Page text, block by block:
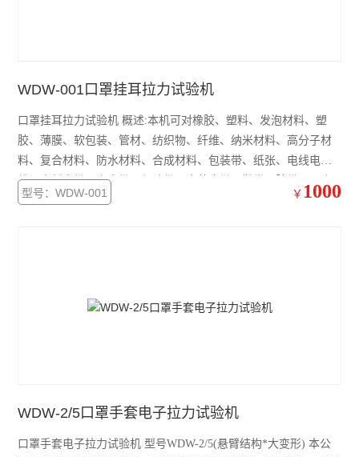
WDW-001口罩挂耳拉力试验机
口罩挂耳拉力试验机 概述:本机可对橡胶、塑料、发泡材料、塑
胶、薄膜、软包装、管材、纺织物、纤维、纳米材料、高分子材
料、复合材料、防水材料、合成材料、包装带、纸张、电线电
缆、光纤光缆、安全带、保险带、皮革皮带、鞋类、胶带、聚合
物、弹簧钢、不锈钢、铸件、铜管、有色金属、汽车零部件、合
型号：WDW-001 ￥ 1000
WDW-2/5口罩手套电子拉力试验机
口罩手套电子拉力试验机 型号WDW-2/5(悬臂结构*大变形) 本公